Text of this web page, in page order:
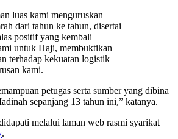
luas kami menguruskan
dari tahun ke tahun, disertai
positif yang kembali
untuk Haji, membuktikan
terhadap kekuatan logistik
kami.
petugas serta sumber yang dibina
sepanjang 13 tahun ini,” katanya.
melalui laman web rasmi syarikat
.